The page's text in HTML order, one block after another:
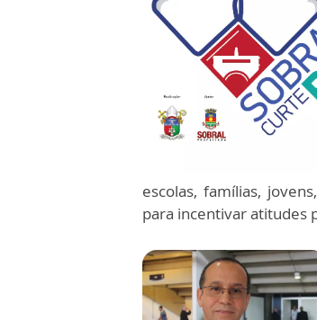
escolas, famílias,
para incentivar atitudes